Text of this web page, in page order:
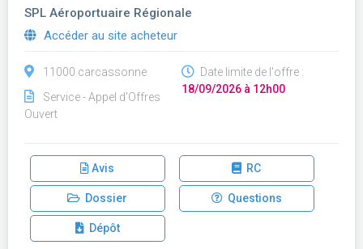
SPL Aéroportuaire Régionale
Accéder au site acheteur
11000 carcassonne
Service - Appel d'Offres
Ouvert
Date limite de l'offre :
18/09/2026 à 12h00
Avis RC
Dossier Questions
Dépôt